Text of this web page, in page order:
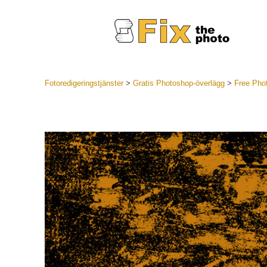
Best
Mobila
Fotoredigeringstjänster> Gratis Photoshop-överlägg> Free